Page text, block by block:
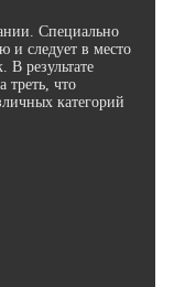
Специально
и следует в место
В результате
треть, что
категорий